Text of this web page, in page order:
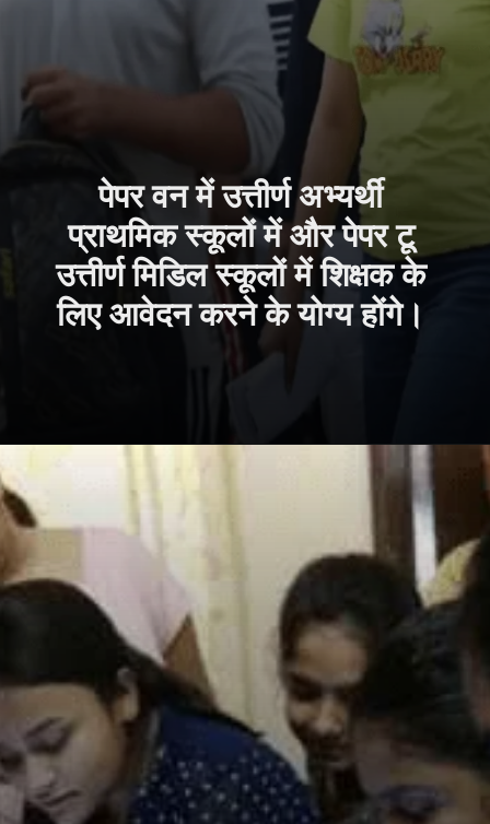
पेपर वन में उत्तीर्ण अभ्यर्थी
प्राथमिक स्कूलों में और पेपर टू
उत्तीर्ण मिडिल स्कूलों में शिक्षक के
लिए आवेदन करने के योग्य होंगे।